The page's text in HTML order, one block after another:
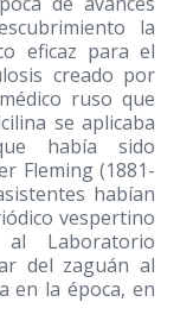
la
eficaz para el
creado por
ruso que
se aplicaba
había sido
Fleming (1881-
habían
vespertino
Laboratorio
del zaguán al
en la época, en